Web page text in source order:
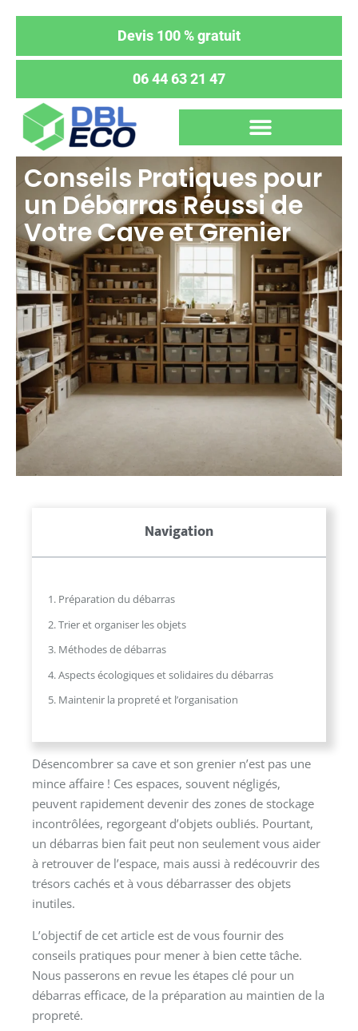
Devis 100 % gratuit
06 44 63 21 47
Conseils Pratiques pour
un Débarras Réussi de
Votre Cave et Grenier
Navigation
1. Préparation du débarras
2. Trier et organiser les objets
3. Méthodes de débarras
4. Aspects écologiques et solidaires du débarras
5. Maintenir la propreté et l’organisation
Désencombrer sa cave et son grenier n’est pas une
mince affaire ! Ces espaces, souvent négligés,
peuvent rapidement devenir des zones de stockage
incontrôlées, regorgeant d’objets oubliés. Pourtant,
un débarras bien fait peut non seulement vous aider
à retrouver de l’espace, mais aussi à redécouvrir des
trésors cachés et à vous débarrasser des objets
inutiles.
L’objectif de cet article est de vous fournir des
conseils pratiques pour mener à bien cette tâche.
Nous passerons en revue les étapes clé pour un
débarras efficace, de la préparation au maintien de la
propreté.